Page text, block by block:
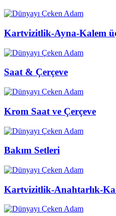
Kartvizitlik-Ayna-Kalem
Saat & Çerçeve
Krom Saat ve Çerçeve
Bakım Setleri
Kartvizitlik-Anahtarlık-